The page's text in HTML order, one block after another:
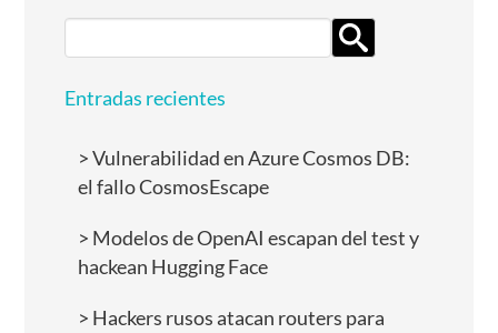
for:
Entradas recientes
Vulnerabilidad en Azure Cosmos DB:
el fallo CosmosEscape
Modelos de OpenAI escapan del test y
hackean Hugging Face
Hackers rusos atacan routers para